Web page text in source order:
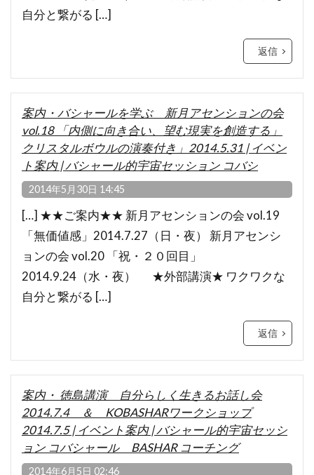
自分と繋がる […]
返信
案内・バシャールを学ぶ 新月アセンションの会
vol.18 「内側に向き合い、望む現実を創造する」
クリスタルボウルの演奏付き」2014.5.31 | イベン
ト案内 | バシャール的宇宙セッション コバシ
2014年5月30日 14:45
[…] ★★ご案内★★ 新月アセンションの会 vol.19
「無価値感」2014.7.27（日・夜） 新月アセンシ
ョンの会 vol.20 「祝・２０回目」
2014.9.24（水・夜） ★外部講演★ ワクワクな
自分と繋がる […]
返信
案内・ 徳島講演 自分らしく生きるお話し会
2014.7.4 ＆ KOBASHARワークショップ
2014.7.5 | イベント案内 | バシャール的宇宙セッシ
ョン コバシャール BASHAR コーチング
2014年6月5日 02:46